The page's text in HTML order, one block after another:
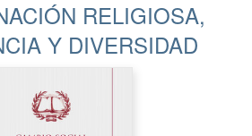
RELIGIOSA,
Y DIVERSIDAD